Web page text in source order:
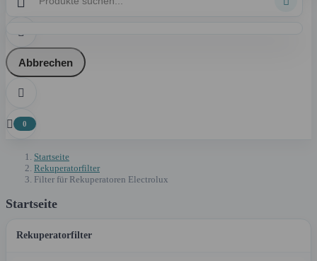

Abbrechen

 0
Startseite
Rekuperatorfilter
Filter für Rekuperatoren Electrolux
Startseite
Rekuperatorfilter